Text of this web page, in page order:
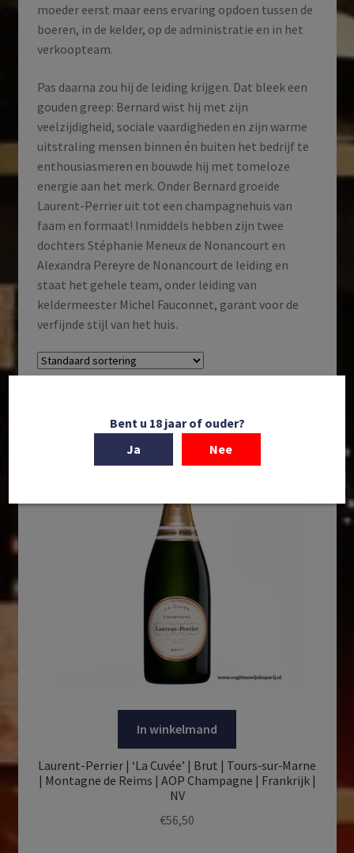
moeder eerst maar eens ervaring opdoen tussen de
boeren, in de kelder, op de administratie en in het
verkoopteam.
Pas daarna zou hij de leiding krijgen. Dat bleek een
gouden greep: Bernard wist hij met zijn
veelzijdigheid, sociale vaardigheden en zijn warme
uitstraling mensen binnen én buiten het bedrijf te
enthousiasmeren en bouwde hij met tomeloze
energie aan het merk. Onder Bernard groeide
Laurent-Perrier uit tot een champagnehuis van
faam en formaat! Inmiddels hebben zijn twee
dochters Stéphanie Meneux de Nonancourt en
Alexandra Pereyre de Nonancourt de leiding en
staat het gehele team, onder leiding van
keldermeester Michel Fauconnet, garant voor de
verfijnde stijl van het huis.
In winkelmand
Laurent-Perrier | ‘La Cuvée’ | Brut | Tours‑sur‑Marne
| Montagne de Reims | AOP Champagne | Frankrijk |
NV
€56,50
Bent u 18 jaar of ouder?
Ja
Nee